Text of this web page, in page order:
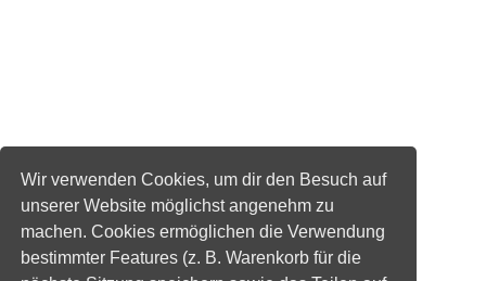
Wir verwenden Cookies, um dir den Besuch auf
unserer Website möglichst angenehm zu
machen. Cookies ermöglichen die Verwendung
bestimmter Features (z. B. Warenkorb für die